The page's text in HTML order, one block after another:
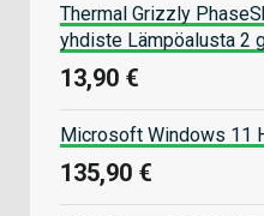
Thermal Grizzly
yhdiste Lämpöalusta 2
13,90 €
Microsoft Windows 11
135,90 €